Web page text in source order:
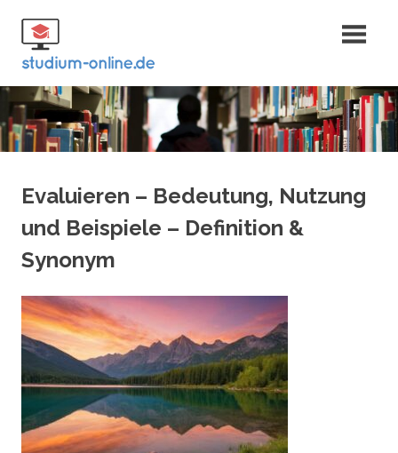
Inhalt
springen
Fernstudium
und Bachelor
Evaluieren – Bedeutung, Nutzung
und Beispiele – Definition &
Synonym